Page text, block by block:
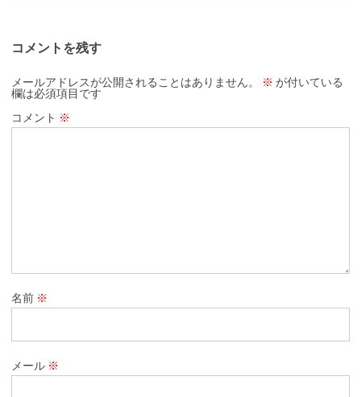
コメントを残す
メールアドレスが公開されることはありません。 ※ が付いている
欄は必須項目です
コメント ※
名前 ※
メール ※